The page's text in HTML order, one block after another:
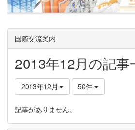
国際交流案内
2013年12月の記事
2013年12月 50件
記事がありません。